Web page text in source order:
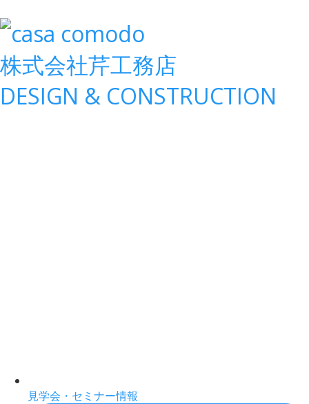
株式会社芹工務店
DESIGN & CONSTRUCTION
見学会・セミナー情報